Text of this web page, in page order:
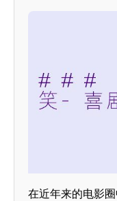
在近年来的电影